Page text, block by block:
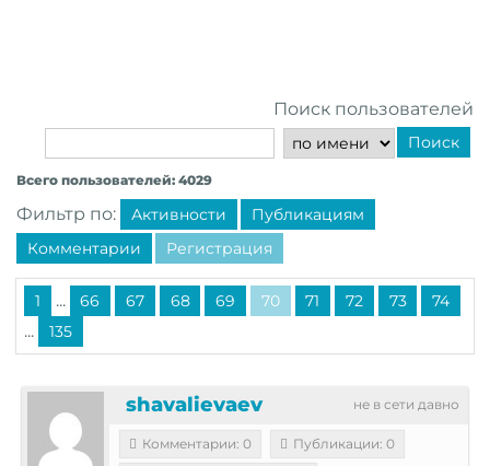
Поиск пользователей
Поиск
Всего пользователей: 4029
Фильтр по: Активности
Публикациям
Комментарии
Регистрация
1 ... 66 67 68 69 70 71 72 73 74
... 135
не в сети давно
shavalievaev
Комментарии: 0
Публикации: 0